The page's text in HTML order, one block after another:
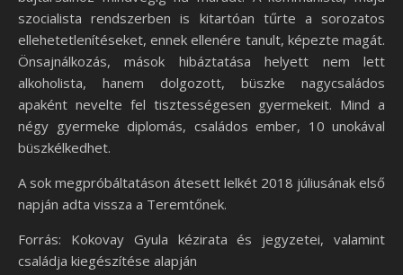
szocialista rendszerben is kitartóan tűrte a sorozatos
ellehetetlenítéseket, ennek ellenére tanult, képezte magát.
Önsajnálkozás, mások hibáztatása helyett nem lett
alkoholista, hanem dolgozott, büszke nagycsaládos
apaként nevelte fel tisztességesen gyermekeit. Mind a
négy gyermeke diplomás, családos ember, 10 unokával
büszkélkedhet.
A sok megpróbáltatáson átesett lelkét 2018 júliusának első
napján adta vissza a Teremtőnek.
Forrás: Kokovay Gyula kézirata és jegyzetei, valamint
családja kiegészítése alapján